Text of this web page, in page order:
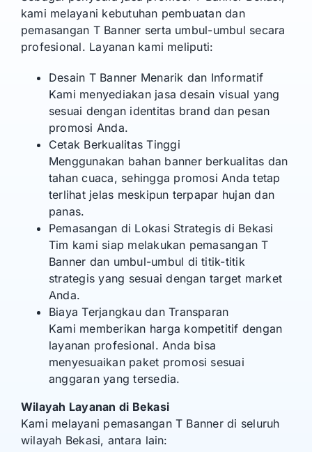
kami melayani kebutuhan pembuatan dan
pemasangan T Banner serta umbul-umbul secara
profesional. Layanan kami meliputi:
Desain T Banner Menarik dan Informatif
Kami menyediakan jasa desain visual yang
sesuai dengan identitas brand dan pesan
promosi Anda.
Cetak Berkualitas Tinggi
Menggunakan bahan banner berkualitas dan
tahan cuaca, sehingga promosi Anda tetap
terlihat jelas meskipun terpapar hujan dan
panas.
Pemasangan di Lokasi Strategis di Bekasi
Tim kami siap melakukan pemasangan T
Banner dan umbul-umbul di titik-titik
strategis yang sesuai dengan target market
Anda.
Biaya Terjangkau dan Transparan
Kami memberikan harga kompetitif dengan
layanan profesional. Anda bisa
menyesuaikan paket promosi sesuai
anggaran yang tersedia.
Wilayah Layanan di Bekasi
Kami melayani pemasangan T Banner di seluruh
wilayah Bekasi, antara lain: